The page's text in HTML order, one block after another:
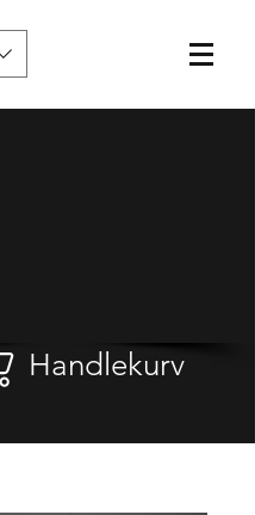
Handlekurv